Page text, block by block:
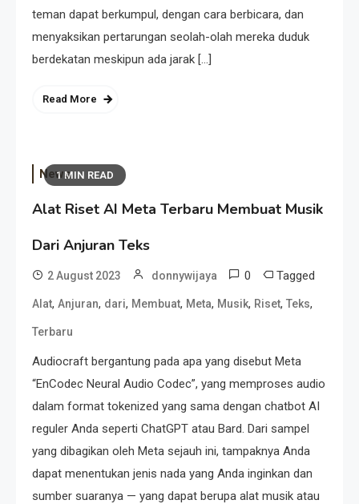
teman dapat berkumpul, dengan cara berbicara, dan
menyaksikan pertarungan seolah-olah mereka duduk
berdekatan meskipun ada jarak […]
Read More
1 MIN READ
News
Alat Riset AI Meta Terbaru Membuat Musik
Dari Anjuran Teks
2 August 2023 donnywijaya 0 Tagged
Alat, Anjuran, dari, Membuat, Meta, Musik, Riset, Teks,
Terbaru
Audiocraft bergantung pada apa yang disebut Meta
“EnCodec Neural Audio Codec”, yang memproses audio
dalam format tokenized yang sama dengan chatbot AI
reguler Anda seperti ChatGPT atau Bard. Dari sampel
yang dibagikan oleh Meta sejauh ini, tampaknya Anda
dapat menentukan jenis nada yang Anda inginkan dan
sumber suaranya — yang dapat berupa alat musik atau